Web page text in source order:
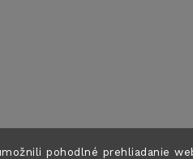
pohodlné prehliadanie